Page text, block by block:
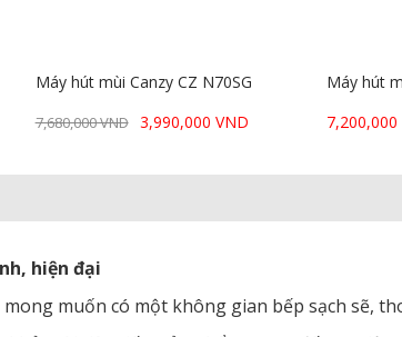
Máy hút mùi Canzy CZ N70SG
7,680,000 VND 3,990,000 VND
Máy hút
hiện đại
muốn có một không gian bếp sạch sẽ,